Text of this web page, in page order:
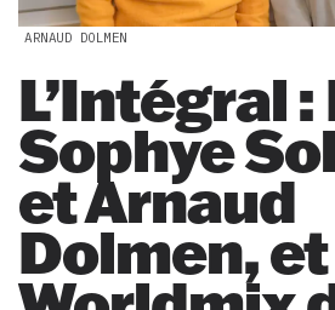
ARNAUD DOLMEN
L’Intégral :
Sophye
et Arnaud
Dolmen, et